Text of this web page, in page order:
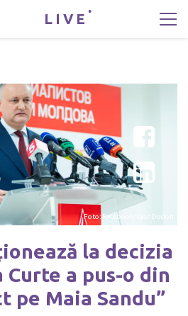
LIVE
Foto: Facebook/Igor Dodon
la decizia
Curte a pus-o din
pe Maia Sandu”